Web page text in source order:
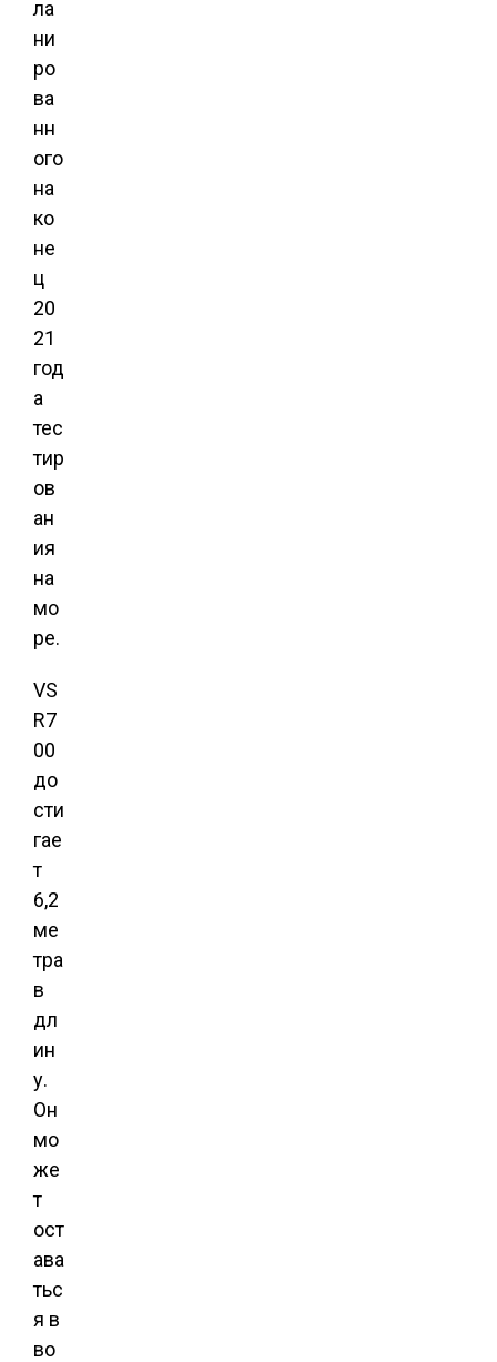
ла
ни
ро
ва
нн
ого
на
ко
не
ц
20
21
год
а
тес
тир
ов
ан
ия
на
мо
ре.
VS
R7
00
до
сти
гае
т
6,2
ме
тра
в
дл
ин
у.
Он
мо
же
т
ост
ава
тьс
я в
во